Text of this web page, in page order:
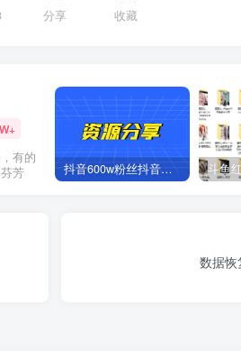
分享 收藏
有的
芳
抖音600w粉丝抖音网红痞幼一手资料 877P 500M 含私拍
数据恢